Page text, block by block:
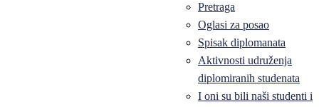
Pretraga
Oglasi za posao
Spisak diplomanata
Aktivnosti udruženja
diplomiranih studenata
I oni su bili naši studenti i